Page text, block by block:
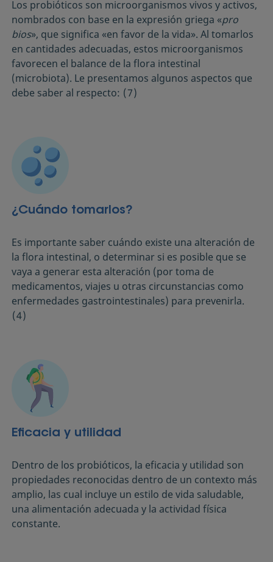
Los probióticos son microorganismos vivos y activos,
nombrados con base en la expresión griega «pro
bios», que significa «en favor de la vida». Al tomarlos
en cantidades adecuadas, estos microorganismos
favorecen el balance de la flora intestinal
(microbiota). Le presentamos algunos aspectos que
debe saber al respecto: (7)
¿Cuándo tomarlos?
Es importante saber cuándo existe una alteración de
la flora intestinal, o determinar si es posible que se
vaya a generar esta alteración (por toma de
medicamentos, viajes u otras circunstancias como
enfermedades gastrointestinales) para prevenirla.
(4)
Eficacia y utilidad
Dentro de los probióticos, la eficacia y utilidad son
propiedades reconocidas dentro de un contexto más
amplio, las cual incluye un estilo de vida saludable,
una alimentación adecuada y la actividad física
constante.